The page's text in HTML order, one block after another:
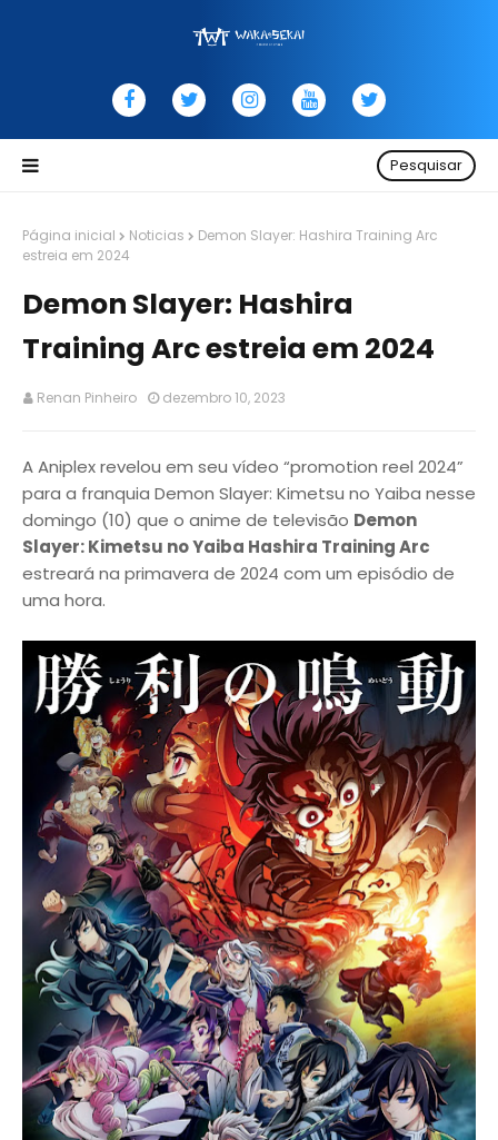
Pesquisar
Página inicial Noticias
Demon Slayer: Hashira Training Arc
estreia em 2024
Demon Slayer: Hashira
Training Arc estreia em 2024
Renan Pinheiro dezembro 10, 2023
A Aniplex revelou em seu vídeo “promotion reel 2024”
para a franquia Demon Slayer: Kimetsu no Yaiba nesse
domingo (10) que o anime de televisão Demon
Slayer: Kimetsu no Yaiba Hashira Training Arc
estreará na primavera de 2024 com um episódio de
uma hora.